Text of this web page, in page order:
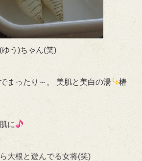
う)ちゃん(笑)
まったり～。 美肌と美白の湯
椿
に
大根と遊んでる女将(笑)